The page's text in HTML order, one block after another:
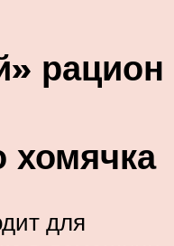
рацион
хомячка
для